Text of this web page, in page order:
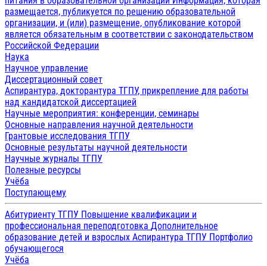
размещается, публикуется по решению образовательной
организации, и (или) размещение, опубликование которой
является обязательным в соответствии с законодательством
Российской Федерации
Наука
Научное управление
Диссертационный совет
Аспирантура, докторантура ТГПУ, прикрепление для работы
над кандидатской диссертацией
Научные мероприятия: конференции, семинары
Основные направления научной деятельности
Грантовые исследования ТГПУ
Основные результаты научной деятельности
Научные журналы ТГПУ
Полезные ресурсы
Учёба
Поступающему
Абитуриенту ТГПУ Повышение квалификации и
профессиональная переподготовка Дополнительное
образование детей и взрослых Аспирантура ТГПУ Портфолио
обучающегося
Учёба